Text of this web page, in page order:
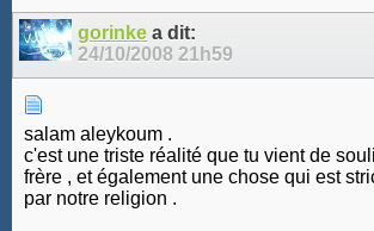
gorinke a dit:
24/10/2008 21h59
salam aleykoum .
c'est une triste réalité que tu vient de
frère , et également une chose qui est
par notre religion .